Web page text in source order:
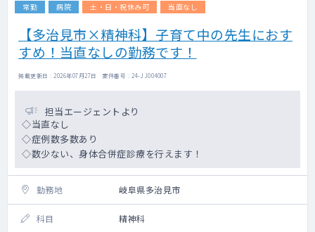
常勤 病院 土・日・祝休み可 当直なし
【多治見市×精神科】子育て中の先生におす
すめ！当直なしの勤務です！
掲載更新日 : 2026年07月27日 案件番号 : 24-JJ004007
担当エージェントより
◇当直なし
◇症例数多数あり
◇数少ない、身体合併症診療を行えます！
勤務地 岐阜県多治見市
科目 精神科